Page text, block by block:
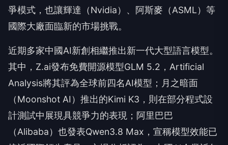
爭模式，也讓輝達（Nvidia）、阿斯麥（ASML）等
國際大廠面臨新的市場挑戰。
近期多家中國AI新創相繼推出新一代大型語言模型。
其中，Z.ai發布免費開源模型GLM 5.2，Artificial
Analysis將其評為全球前四名AI模型；月之暗面
（Moonshot AI）推出的Kimi K3，則在部分程式設
計測試中展現具競爭力的表現；阿里巴巴
（Alibaba）也發表Qwen3.8 Max，宣稱模型效能已